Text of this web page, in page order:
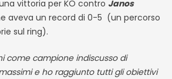
vittoria per KO contro Janos
aveva un record di 0-5 (un percorso
sul ring).
come campione indiscusso di
e ho raggiunto tutti gli obiettivi